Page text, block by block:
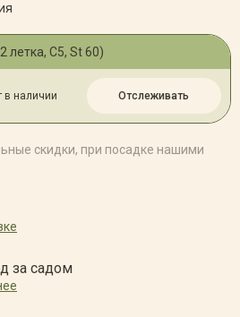
летка, С5, St 60)
в наличии Отслеживать
скидки, при посадке нашими
за садом